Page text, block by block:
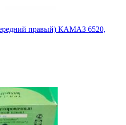
правый) КАМАЗ 6520,